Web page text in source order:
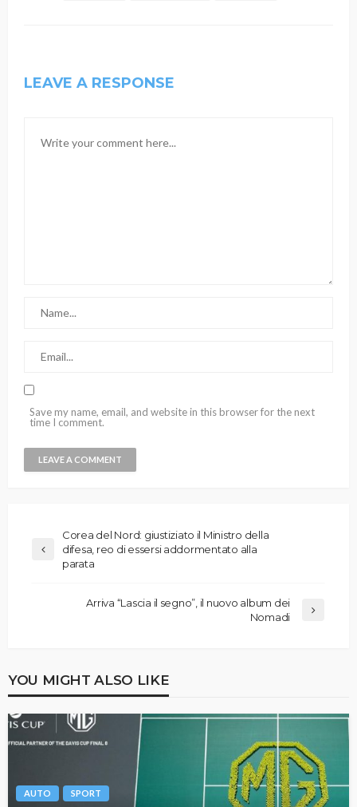
LEAVE A RESPONSE
Save my name, email, and website in this browser for the next
time I comment.
Corea del Nord: giustiziato il Ministro della
difesa, reo di essersi addormentato alla
parata
Arriva “Lascia il segno”, il nuovo album dei
Nomadi
YOU MIGHT ALSO LIKE
AUTO SPORT